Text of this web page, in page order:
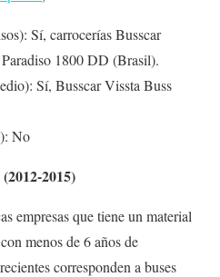
Sí, carrocerías Busscar
1800 DD (Brasil).
Sí, Busscar Vissta Buss
No
2015)
empresas que tiene un material
menos de 6 años de
corresponden a buses